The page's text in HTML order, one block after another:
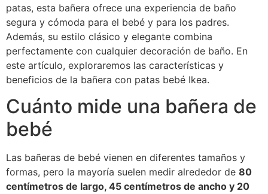
patas, esta bañera ofrece una experiencia de baño
segura y cómoda para el bebé y para los padres.
Además, su estilo clásico y elegante combina
perfectamente con cualquier decoración de baño. En
este artículo, exploraremos las características y
beneficios de la bañera con patas bebé Ikea.
Cuánto mide una bañera de
bebé
Las bañeras de bebé vienen en diferentes tamaños y
formas, pero la mayoría suelen medir alrededor de 80
centímetros de largo, 45 centímetros de ancho y 20